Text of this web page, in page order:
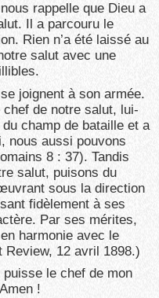
rappelle que Dieu a
Il a parcouru le
Rien n’a été laissé au
salut avec une
joignent à son armée.
de notre salut, lui-
champ de bataille et a
nous aussi pouvons
8 : 37). Tandis
salut, puisons du
sous la direction
fidèlement à ses
Par ses mérites,
harmonie avec le
Review, 12 avril 1898.)
le chef de mon
!